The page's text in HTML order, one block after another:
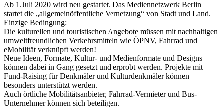
Ab 1.Juli 2020 wird neu gestartet. Das Mediennetzwerk Berlin
startet die „allgemeinöffentliche Vernetzung“ von Stadt und Land.
Einzige Bedingung:
Die kulturellen und touristischen Angebote müssen mit nachhaltigen
umweltfreundlichen Verkehrsmitteln wie ÖPNV, Fahrrad und
eMobilität verknüpft werden!
Neue Ideen, Formate, Kultur- und Medienformate und Designs
können dabei in Gang gesetzt und erprobt werden. Projekte mit
Fund-Raising für Denkmäler und Kulturdenkmäler können
besonders unterstützt werden.
Auch örtliche Mobilitätsanbieter, Fahrrad-Vermieter und Bus-
Unternehmer können sich beteiligen.